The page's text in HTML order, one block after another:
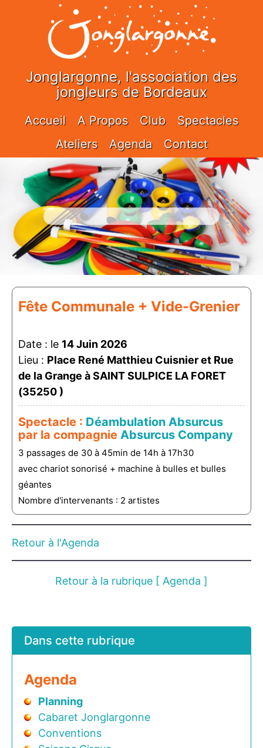
Jonglargonne, l'association des
jongleurs de Bordeaux
Accueil A Propos Club
Spectacles
Ateliers
Agenda Contact
Fête Communale + Vide-Grenier
Date : le 14 Juin 2026
Lieu : Place René Matthieu Cuisnier et Rue
de la Grange à SAINT SULPICE LA FORET
(35250 )
Spectacle : Déambulation Absurcus
par la compagnie Absurcus Company
3 passages de 30 à 45min de 14h à 17h30
avec chariot sonorisé + machine à bulles et bulles
géantes
Nombre d'intervenants : 2 artistes
Retour à l'Agenda
Retour à la rubrique [ Agenda ]
Dans cette rubrique
Agenda
Planning
Cabaret Jonglargonne
Conventions